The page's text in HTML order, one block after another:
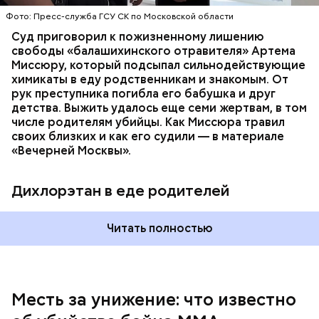
Фото: Пресс-служба ГСУ СК по Московской области
Суд приговорил к пожизненному лишению
свободы «балашихинского отравителя» Артема
Миссюру, который подсыпал сильнодействующие
химикаты в еду родственникам и знакомым. От
рук преступника погибла его бабушка и друг
детства. Выжить удалось еще семи жертвам, в том
числе родителям убийцы. Как Миссюра травил
своих близких и как его судили — в материале
«Вечерней Москвы».
Дихлорэтан в еде родителей
нашли в еде, изъятой из квартиры пострадавших.
Читать полностью
Месть за унижение: что известно
— Личность подозреваемого установлена,
полицией принимаются меры к задержанию, —
Республике Дагестан.